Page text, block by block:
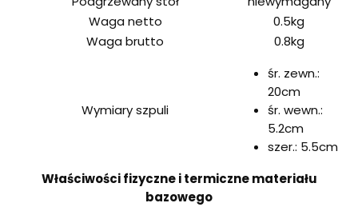
Waga netto
0.5kg
Waga brutto
0.8kg
Wymiary szpuli
śr. zewn.:
20cm
śr. wewn.:
5.2cm
szer.: 5.5cm
Właściwości fizyczne i termiczne materiału
bazowego